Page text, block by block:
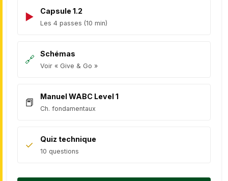
Capsule 1.2
Les 4 passes (10 min)
Schémas
Voir « Give & Go »
Manuel WABC Level 1
Ch. fondamentaux
Quiz technique
10 questions